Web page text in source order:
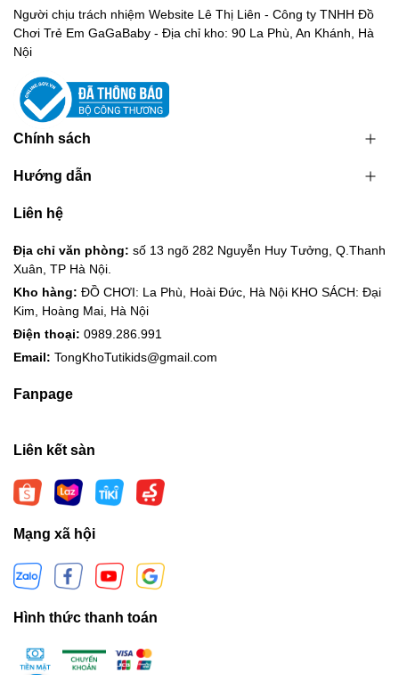
Người chịu trách nhiệm Website Lê Thị Liên - Công ty TNHH Đồ
Chơi Trẻ Em GaGaBaby - Địa chỉ kho: 90 La Phù, An Khánh, Hà
Nội
Chính sách
Hướng dẫn
Liên hệ
Địa chỉ văn phòng: số 13 ngõ 282 Nguyễn Huy Tưởng, Q.Thanh
Xuân, TP Hà Nội.
Kho hàng: ĐỒ CHƠI: La Phù, Hoài Đức, Hà Nội KHO SÁCH: Đại
Kim, Hoàng Mai, Hà Nội
Điện thoại: 0989.286.991
Email: TongKhoTutikids@gmail.com
Fanpage
Liên kết sàn
Mạng xã hội
Hình thức thanh toán